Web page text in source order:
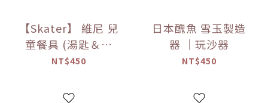
【Skater】 維尼 兒
童餐具 (湯匙＆叉
子)
NT$450
日本醜魚 雪玉製造
器 ｜玩沙器
NT$450